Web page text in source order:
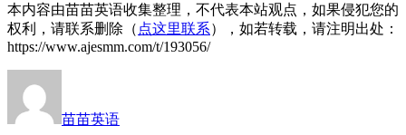
本内容由苗苗英语收集整理，不代表本站观点，如果侵犯您的
权利，请联系删除（ 点这里联系），如若转载，请注明出处：
https://www.ajesmm.com/t/193056/
苗苗英语